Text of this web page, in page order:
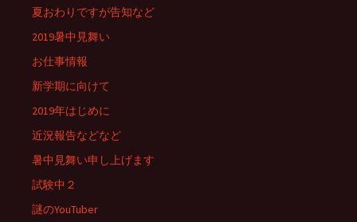
夏おわりですが告知など
2019暑中見舞い
お仕事情報
新学期に向けて
2019年はじめに
近況報告などなど
暑中見舞い申し上げます
試験中２
謎のYouTuber